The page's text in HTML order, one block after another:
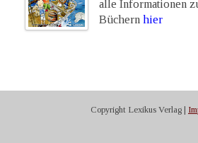
alle Informationen
Büchern hier
Copyright Lexikus Verlag |